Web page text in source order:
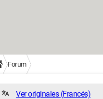
Forum
Ver originales (Francés)